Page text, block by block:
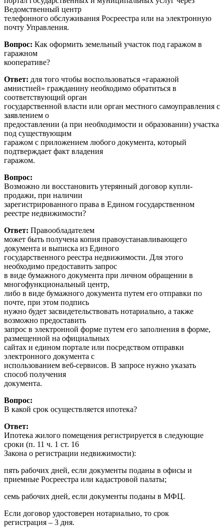
Ведомственный центр
телефонного обслуживания Росреестра или на электронную
почту Управления.
Вопрос: Как оформить земельный участок под гаражом в
гаражном
кооперативе?
Ответ: для того чтобы воспользоваться «гаражной
амнистией» гражданину необходимо обратиться в
соответствующий орган
государственной власти или орган местного самоуправления с
заявлением о
предоставлении (а при необходимости и образовании) участка
под существующим
гаражом с приложением любого документа, который
подтверждает факт владения
гаражом.
Вопрос:
Возможно ли восстановить утерянный договор купли-
продажи, при наличии
зарегистрированного права в Едином государственном
реестре недвижимости?
Ответ: Правообладателем
может быть получена копия правоустанавливающего
документа и выписка из Единого
государственного реестра недвижимости. Для этого
необходимо предоставить запрос
в виде бумажного документа при личном обращении в
многофункциональный центр,
либо в виде бумажного документа путем его отправки по
почте, при этом подпись
нужно будет засвидетельствовать нотариально, а также
возможно предоставить
запрос в электронной форме путем его заполнения в форме,
размещенной на официальных
сайтах и едином портале или посредством отправки
электронного документа с
использованием веб-сервисов. В запросе нужно указать
способ получения
документа.
Вопрос:
В какой срок осуществляется ипотека?
Ответ:
Ипотека жилого помещения регистрируется в следующие
сроки (п. 11 ч. 1 ст. 16
Закона о регистрации недвижимости):
пять рабочих дней, если документы поданы в офисы и
приемные Росреестра или кадастровой палаты;
семь рабочих дней, если документы поданы в МФЦ.
Если договор удостоверен нотариально, то срок
регистрация – 3 дня.